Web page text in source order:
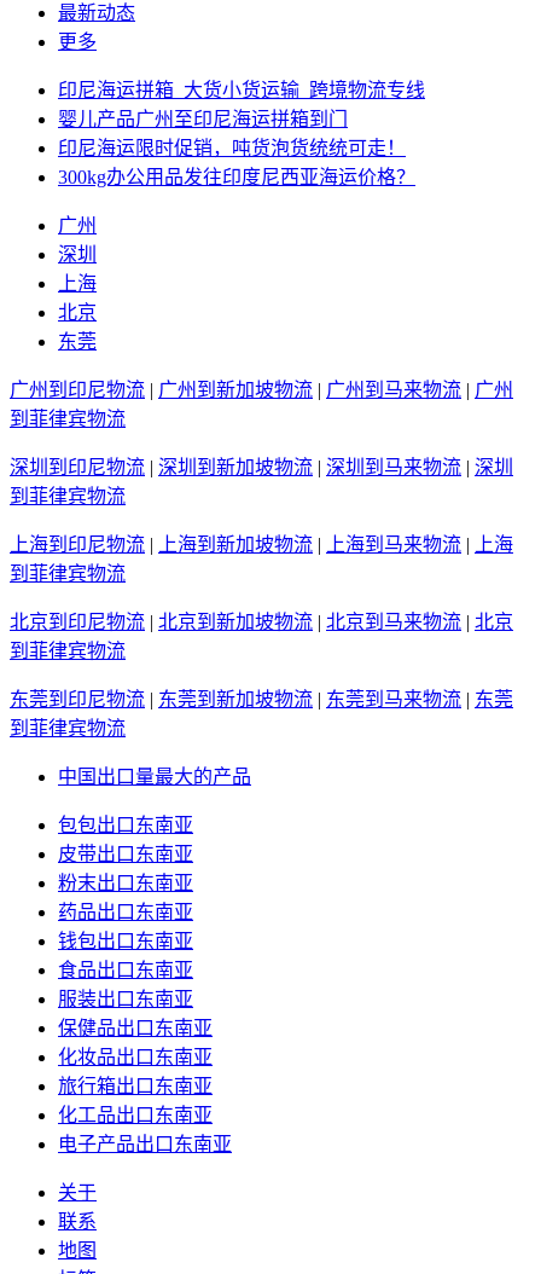
最新动态
更多
印尼海运拼箱_大货小货运输_跨境物流专线
婴儿产品广州至印尼海运拼箱到门
印尼海运限时促销，吨货泡货统统可走！
300kg办公用品发往印度尼西亚海运价格？
广州
深圳
上海
北京
东莞
广州到印尼物流 | 广州到新加坡物流 | 广州到马来物流 | 广州
到菲律宾物流
深圳到印尼物流 | 深圳到新加坡物流 | 深圳到马来物流 | 深圳
到菲律宾物流
上海到印尼物流 | 上海到新加坡物流 | 上海到马来物流 |
上海
到菲律宾物流
北京到印尼物流 | 北京到新加坡物流 | 北京到马来物流 | 北京
到菲律宾物流
东莞到印尼物流 | 东莞到新加坡物流 | 东莞到马来物流 | 东莞
到菲律宾物流
中国出口量最大的产品
包包出口东南亚
皮带出口东南亚
粉末出口东南亚
药品出口东南亚
钱包出口东南亚
食品出口东南亚
服装出口东南亚
保健品出口东南亚
化妆品出口东南亚
旅行箱出口东南亚
化工品出口东南亚
电子产品出口东南亚
关于
联系
地图